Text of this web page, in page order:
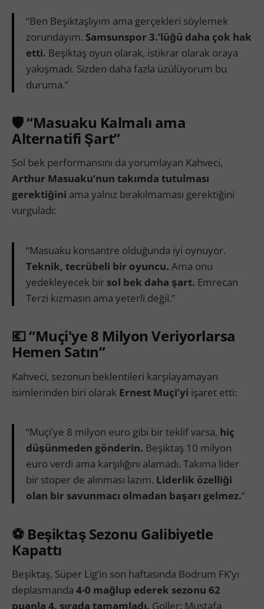
“Ben Beşiktaşlıyım ama gerçekleri söylemek
zorundayım. Samsunspor 3.’lüğü daha çok hak
etti. Beşiktaş oyun olarak, istikrar olarak oraya
yakışmadı. Sizden daha fazla üzülüyorum bu
duruma.”
🛡️ “Masuaku Kalmalı ama
Alternatifi Şart”
Sol bek performansını da yorumlayan Kahveci,
Arthur Masuaku’nun takımda tutulması
gerektiğini ama yalnız bırakılmaması gerektiğini
vurguladı:
“Masuaku konsantre olduğunda iyi oynuyor.
Teknik, tecrübeli bir oyuncu. Ama onu
yedekleyecek bir sol bek daha şart. Emrecan
Terzi kızmasın ama yeterli değil.”
💶 “Muçi'ye 8 Milyon Veriyorlarsa
Hemen Satın”
Kahveci, sezonun beklentileri karşılayamayan
isimlerinden biri olarak Ernest Muçi’yi işaret etti:
“Muçi’ye 8 milyon euro gibi bir teklif varsa, hiç
düşünmeden gönderin. Beşiktaş 10 milyon
euro verdi ama karşılığını alamadı. Takıma lider
bir stoper de alınması lazım. Liderlik özelliği
olan bir savunmacı olmadan başarı gelmez.”
⚽ Beşiktaş Sezonu Galibiyetle
Kapattı
Beşiktaş, Süper Lig’in son haftasında Bodrum FK’yı
deplasmanda 4-0 mağlup ederek sezonu 62
puanla 4. sırada tamamladı. Goller: Mustafa